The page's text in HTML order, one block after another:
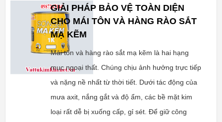
GIẢI PHÁP BẢO VỆ TOÀN DIỆN
CHO MÁI TÔN VÀ HÀNG RÀO SẮT
MẠ KẼM
Mái tôn và hàng rào sắt mạ kẽm là hai hạng
mục ngoại thất. Chúng chịu ảnh hưởng trực tiếp
và nặng nề nhất từ thời tiết. Dưới tác động của
mưa axit, nắng gắt và độ ẩm, các bề mặt kim
loại rất dễ bị xuống cấp, gỉ sét. Để giữ công